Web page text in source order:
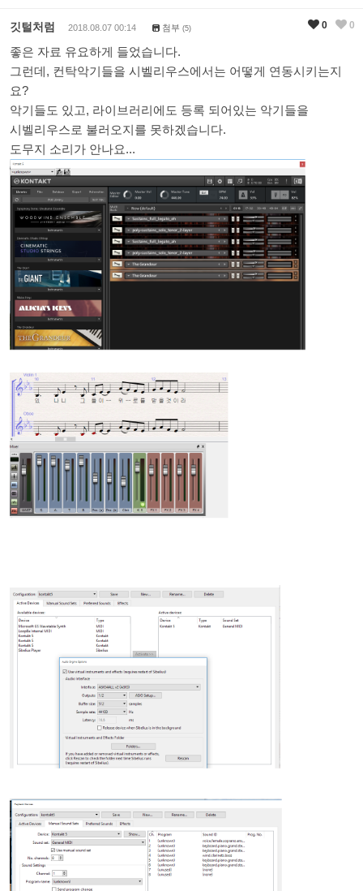
깃털처럼 2018.08.07 00:14 첨부 (5)
좋은 자료 유요하게 들었습니다.
그런데, 컨탁악기들을 시벨리우스에서는 어떻게 연동시키는지
요?
악기들도 있고, 라이브러리에도 등록 되어있는 악기들을
시벨리우스로 불러오지를 못하겠습니다.
도무지 소리가 안나요...
0 0